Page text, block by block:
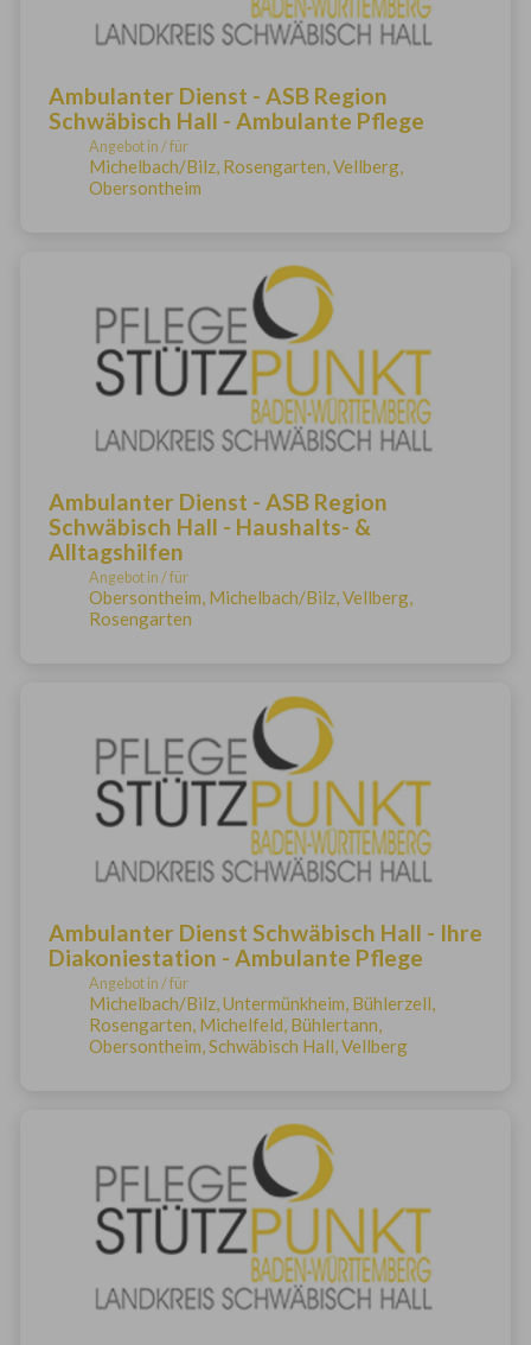
Ambulanter Dienst - ASB Region
Schwäbisch Hall - Ambulante Pflege
Angebot in / für
Michelbach/Bilz, Rosengarten, Vellberg,
Obersontheim
Ambulanter Dienst - ASB Region
Schwäbisch Hall - Haushalts- &
Alltagshilfen
Angebot in / für
Obersontheim, Michelbach/Bilz, Vellberg,
Rosengarten
Ambulanter Dienst Schwäbisch Hall - Ihre
Diakoniestation - Ambulante Pflege
Angebot in / für
Michelbach/Bilz, Untermünkheim, Bühlerzell,
Rosengarten, Michelfeld, Bühlertann,
Obersontheim, Schwäbisch Hall, Vellberg